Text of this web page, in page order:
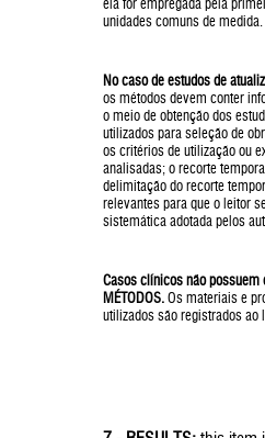
unidades comuns de medida.
No caso de estudos de
os métodos devem conter
o meio de obtenção dos
utilizados para seleção de
os critérios de utilização ou
analisadas; o recorte
delimitação do recorte
relevantes para que o leitor
sistemática adotada pelos
Casos clínicos não possuem
MÉTODOS.Os materiais e
utilizados são registrados ao